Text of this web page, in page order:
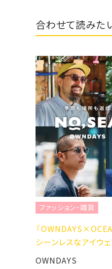
合わせて読みた
ファッション・雑貨
『
シーンレスなアイウ
OWNDAYS